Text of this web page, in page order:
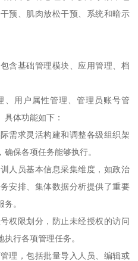
预、肌肉放松干预、系统和暗示
含基础管理模块、应用管理、档
、用户属性管理、管理员账号管
体功能如下：
需求灵活构建和调整各级组织架
保各项任务能够执行。
人员基本信息采集维度，如政治
安排、集体数据分析提供了重要
。
权限划分，防止未经授权的访问
行各项管理任务。
理，包括批量导入人员、编辑或